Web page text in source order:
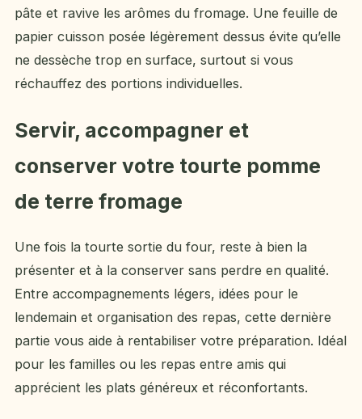
pâte et ravive les arômes du fromage. Une feuille de
papier cuisson posée légèrement dessus évite qu’elle
ne dessèche trop en surface, surtout si vous
réchauffez des portions individuelles.
Servir, accompagner et
conserver votre tourte pomme
de terre fromage
Une fois la tourte sortie du four, reste à bien la
présenter et à la conserver sans perdre en qualité.
Entre accompagnements légers, idées pour le
lendemain et organisation des repas, cette dernière
partie vous aide à rentabiliser votre préparation. Idéal
pour les familles ou les repas entre amis qui
apprécient les plats généreux et réconfortants.